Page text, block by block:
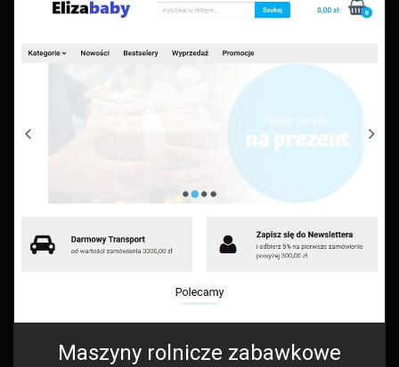
Maszyny rolnicze zabawkowe